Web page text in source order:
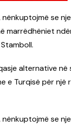
nënkuptojmë se
marrëdhëniet
alternative në
e Turqisë për
se